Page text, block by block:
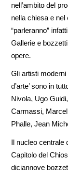
nell’ambito del
nella chiesa e
“parleranno”
Gallerie e
opere.
Gli artisti moderni
d’arte’ sono in
Nivola, Ugo
Carmassi,
Phalle, Jean
Il nucleo centrale
Capitolo del
diciannove